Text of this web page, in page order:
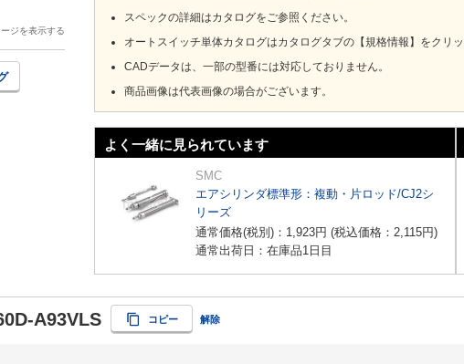
ジを表示する
スペックの詳細はカタログをご参照ください。
オートスイッチ単体カタログはカタログタブの【規格情報】をクリ
CADデータは、一部の型番には対応しておりません。
商品画像は代表画像の場合がございます。
よく一緒に見られています
SMC
エアシリンダ標準形：複動・片ロッド/CJ2シ
リーズ
通常価格(税別)： 1,923円 (税込価格： 2,115円)
通常出荷日：在庫品1日目
A93VLS コピー 解除